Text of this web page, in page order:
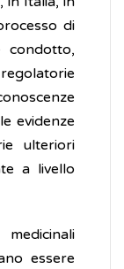
di
condotto,
evidenze
ulteriori
a livello
essere